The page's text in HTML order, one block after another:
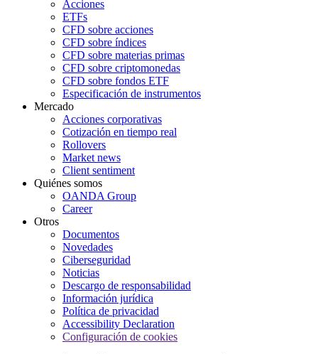
Acciones
ETFs
CFD sobre acciones
CFD sobre índices
CFD sobre materias primas
CFD sobre criptomonedas
CFD sobre fondos ETF
Especificación de instrumentos
Mercado
Acciones corporativas
Cotización en tiempo real
Rollovers
Market news
Client sentiment
Quiénes somos
OANDA Group
Career
Otros
Documentos
Novedades
Ciberseguridad
Noticias
Descargo de responsabilidad
Información jurídica
Política de privacidad
Accessibility Declaration
Configuración de cookies